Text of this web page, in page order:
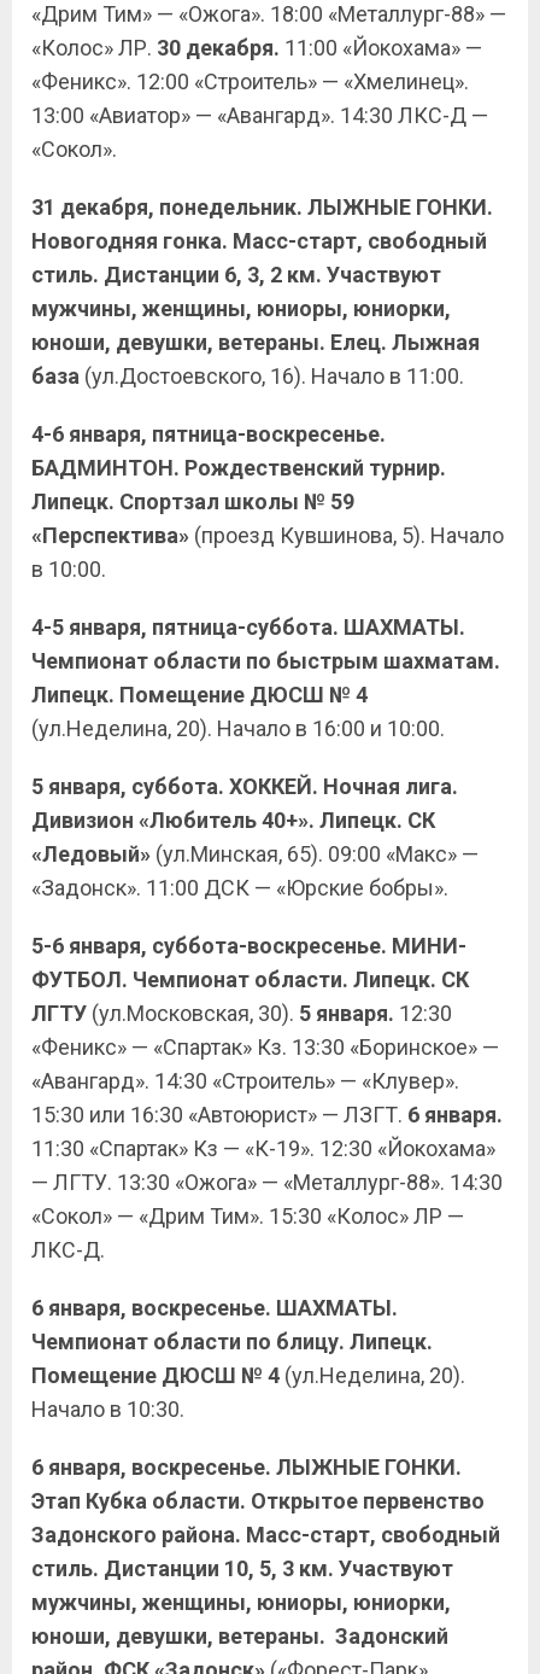
«Дрим Тим» — «Ожога». 18:00 «Металлург-88» —
«Колос» ЛР. 30 декабря. 11:00 «Йокохама» —
«Феникс». 12:00 «Строитель» — «Хмелинец».
13:00 «Авиатор» — «Авангард». 14:30 ЛКС-Д —
«Сокол».
31 декабря, понедельник. ЛЫЖНЫЕ ГОНКИ.
Новогодняя гонка. Масс-старт, свободный
стиль. Дистанции 6, 3, 2 км. Участвуют
мужчины, женщины, юниоры, юниорки,
юноши, девушки, ветераны. Елец. Лыжная
база (ул.Достоевского, 16). Начало в 11:00.
4-6 января, пятница-воскресенье.
БАДМИНТОН. Рождественский турнир.
Липецк. Спортзал школы № 59
«Перспектива» (проезд Кувшинова, 5). Начало
в 10:00.
4-5 января, пятница-суббота. ШАХМАТЫ.
Чемпионат области по быстрым шахматам.
Липецк. Помещение ДЮСШ № 4
(ул.Неделина, 20). Начало в 16:00 и 10:00.
5 января, суббота. ХОККЕЙ. Ночная лига.
Дивизион «Любитель 40+». Липецк. СК
«Ледовый» (ул.Минская, 65). 09:00 «Макс» —
«Задонск». 11:00 ДСК — «Юрские бобры».
5-6 января, суббота-воскресенье. МИНИ-
ФУТБОЛ. Чемпионат области. Липецк. СК
ЛГТУ (ул.Московская, 30). 5 января. 12:30
«Феникс» — «Спартак» Кз. 13:30 «Боринское» —
«Авангард». 14:30 «Строитель» — «Клувер».
15:30 или 16:30 «Автоюрист» — ЛЗГТ. 6 января.
11:30 «Спартак» Кз — «К-19». 12:30 «Йокохама»
— ЛГТУ. 13:30 «Ожога» — «Металлург-88». 14:30
«Сокол» — «Дрим Тим». 15:30 «Колос» ЛР —
ЛКС-Д.
6 января, воскресенье. ШАХМАТЫ.
Чемпионат области по блицу. Липецк.
Помещение ДЮСШ № 4 (ул.Неделина, 20).
Начало в 10:30.
6 января, воскресенье. ЛЫЖНЫЕ ГОНКИ.
Этап Кубка области. Открытое первенство
Задонского района. Масс-старт, свободный
стиль. Дистанции 10, 5, 3 км. Участвуют
мужчины, женщины, юниоры, юниорки,
юноши, девушки, ветераны. Задонский